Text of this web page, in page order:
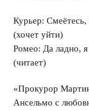
Курьер:
(хочет уйти)
Ромео: Да ладно,
(читает)
«Прокурор
Ансельмо с